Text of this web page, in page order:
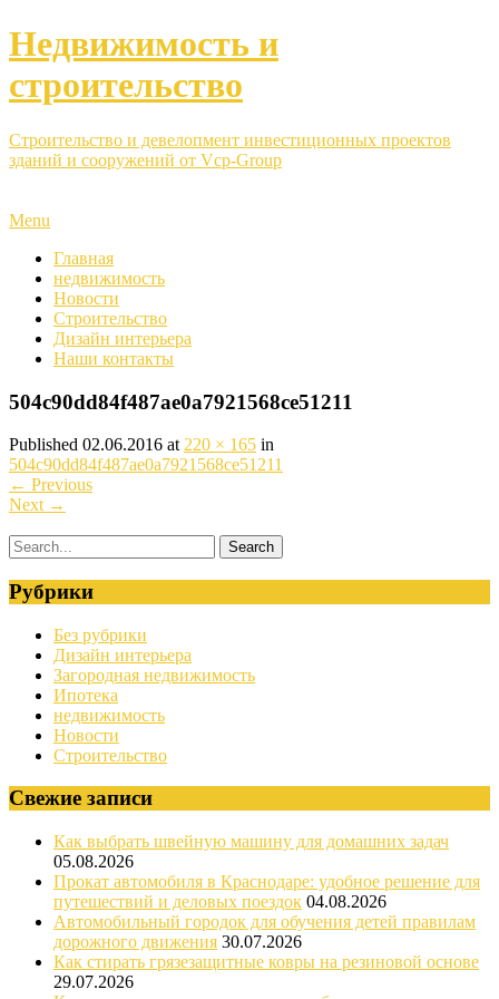
Недвижимость и
строительство
Строительство и девелопмент инвестиционных проектов
зданий и сооружений от Vcp-Group
Menu
Главная
недвижимость
Новости
Строительство
Дизайн интерьера
Наши контакты
504c90dd84f487ae0a7921568ce51211
Published 02.06.2016 at 220 × 165 in
504c90dd84f487ae0a7921568ce51211
← Previous
Next →
Рубрики
Без рубрики
Дизайн интерьера
Загородная недвижимость
Ипотека
недвижимость
Новости
Строительство
Свежие записи
Как выбрать швейную машину для домашних задач
05.08.2026
Прокат автомобиля в Краснодаре: удобное решение для
путешествий и деловых поездок 04.08.2026
Автомобильный городок для обучения детей правилам
дорожного движения 30.07.2026
Как стирать грязезащитные ковры на резиновой основе
29.07.2026